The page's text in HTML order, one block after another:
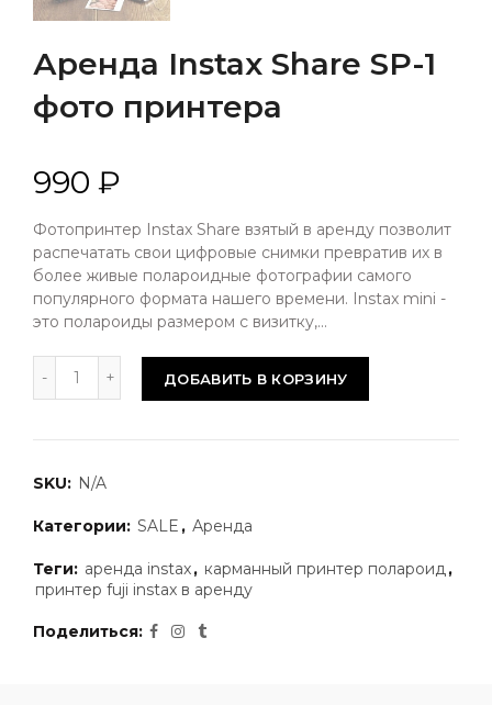
Аренда Instax Share SP-1
фото принтера
990 ₽
Фотопринтер Instax Share взятый в аренду позволит
распечатать свои цифровые снимки превратив их в
более живые полароидные фотографии самого
популярного формата нашего времени. Instax mini -
это полароиды размером с визитку,...
ДОБАВИТЬ В КОРЗИНУ
SKU: N/A
Категории: SALE , Аренда
Теги: аренда instax, карманный принтер полароид,
принтер fuji instax в аренду
Поделиться